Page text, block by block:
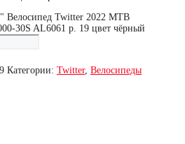
Велосипед Twitter 2022 MTB
30S AL6061 р. 19 цвет чёрный
Категории: Twitter, Велосипеды